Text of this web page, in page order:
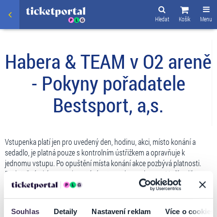
Souhlas Detaily Nastavení reklam Více o cookies
Menu
Košík
Hledat
Habera & TEAM v O2 areně
- Pokyny pořadatele
Bestsport, a,s.
Vstupenka platí jen pro uvedený den, hodinu, akci, místo konání a
sedadlo, je platná pouze s kontrolním ústřižkem a opravňuje k
jednomu vstupu. Po opuštění místa konání akce pozbývá platnosti.
Dodatečnými úpravami se stává vstupenka neplatnou. V případě
uplynutí platnosti vstupenky, jejího poškození, zničení, ztráty nebo